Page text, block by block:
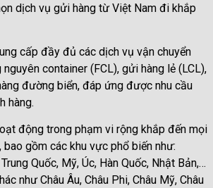
dịch vụ gửi hàng từ Việt Nam đi khắp
cấp đầy đủ các dịch vụ vận chuyển
container (FCL), gửi hàng lẻ (LCL),
đường biển, đáp ứng được nhu cầu
hàng.
động trong phạm vi rộng khắp đến mọi
gồm các khu vực phổ biến như:
Quốc, Mỹ, Úc, Hàn Quốc, Nhật Bản,…
như Châu Âu, Châu Phi, Châu Mỹ, Châu